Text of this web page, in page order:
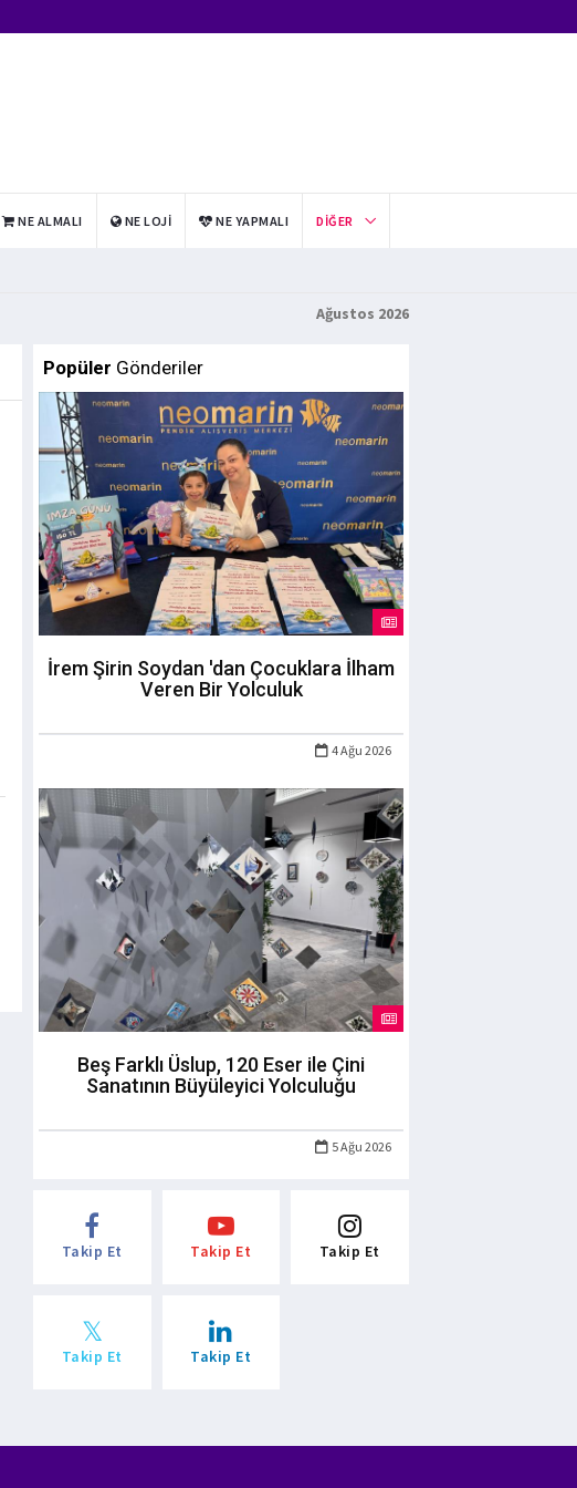
NE ALMALI NE LOJI NE YAPMALI DIĞER
Ağustos 2026
Popüler Gönderiler
İrem Şirin Soydan 'dan Çocuklara İlham
Veren Bir Yolculuk
4 Ağu 2026
Beş Farklı Üslup, 120 Eser ile Çini
Sanatının Büyüleyici Yolculuğu
5 Ağu 2026
Takip Et Takip Et Takip Et
Takip Et Takip Et